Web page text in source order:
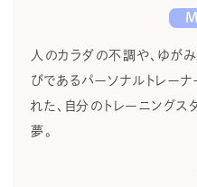
人のカラダの不調や、ゆが
びであるパーソナルトレー
れた、自分のトレーニングス
夢。